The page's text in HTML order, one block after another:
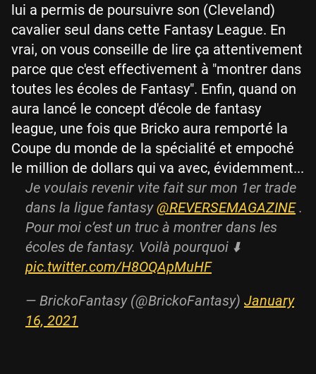
lui a permis de poursuivre son (Cleveland)
cavalier seul dans cette Fantasy League. En
vrai, on vous conseille de lire ça attentivement
parce que c'est effectivement à "montrer dans
toutes les écoles de Fantasy". Enfin, quand on
aura lancé le concept d'école de fantasy
league, une fois que Bricko aura remporté la
Coupe du monde de la spécialité et empoché
le million de dollars qui va avec, évidemment...
Je voulais revenir vite fait sur mon 1er trade
dans la ligue fantasy@REVERSEMAGAZINE.
Pour moi c’est un truc à montrer dans les
écoles de fantasy. Voilà pourquoi ⬇️
pic.twitter.com/H8OQApMuHF
— BrickoFantasy (@BrickoFantasy) January
16, 2021